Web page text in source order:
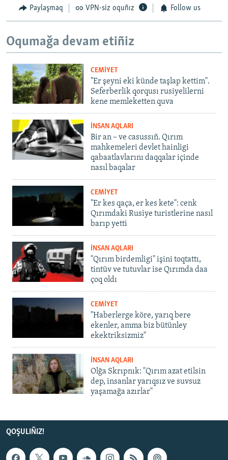
Paylaşmaq VPN-siz oquñız Follow us
Oqumağa devam etiñiz
CEMİYET
"Er şeyni eki künde taşlap kettim".
Seferberlik qorqusı rusiyelilerni
kene memleketten quva
İNSAN AQLARI
Bir an – ve casussıñ. Qırım
mahkemeleri devlet hainligi
qabaatlavlarını daqqalar içinde
nasıl baqalar
CEMİYET
"Er kes qaça, er kes kete": cenk
Qırımdaki Rusiye turistlerine nasıl
barıp yetti
İNSAN AQLARI
"Qırım birdemligi" işini toqtattı,
tintüv ve tutuvlar ise Qırımda daa
çoq oldı
CEMİYET
"Haberlerge köre, yarıq bere
ekenler, amma biz bütünley
ekektriksizmiz"
İNSAN AQLARI
Olğa Skrıpnık: "Qırım azat etilsin
dep, insanlar yarıqsız ve suvsuz
yaşamağa azırlar"
QOŞULIÑIZ!